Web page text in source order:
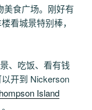
美食广场。刚好有
看城景特别棒，
、吃饭、看有钱
开到 Nickerson
Island